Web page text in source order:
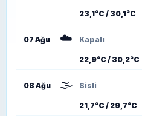
23,1°C / 30,1°C
07 Ağu ☁️ Kapalı
22,9°C / 30,2°C
08 Ağu 🌫️ Sisli
21,7°C / 29,7°C